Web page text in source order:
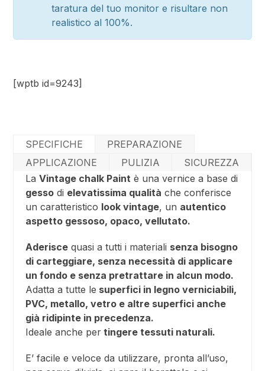
taratura del tuo monitor e risultare non
realistico al 100%.
[wptb id=9243]
SPECIFICHE
PREPARAZIONE
APPLICAZIONE
PULIZIA
SICUREZZA
LaVintage chalk Paint è una vernice a base di
gesso di elevatissima qualità che conferisce
un caratteristico look vintage, un autentico
aspetto gessoso, opaco, vellutato.
Aderisce quasi a tutti i materiali senza bisogno
di carteggiare, senza necessità di applicare
un fondo e senza pretrattare in alcun modo.
Adatta a tutte le superfici in legno verniciabili,
PVC, metallo, vetro e altre superfici anche
già ridipinte in precedenza.
Ideale anche per tingere tessuti naturali.
E’ facile e veloce da utilizzare, pronta all’uso,